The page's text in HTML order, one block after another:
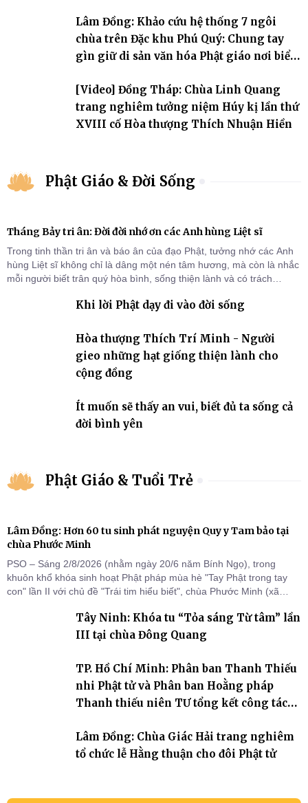
Lâm Đồng: Khảo cứu hệ thống 7 ngôi
chùa trên Đặc khu Phú Quý: Chung tay
gìn giữ di sản văn hóa Phật giáo nơi biển
[Video] Đồng Tháp: Chùa Linh Quang
trang nghiêm tưởng niệm Húy kị lần thứ
XVIII cố Hòa thượng Thích Nhuận Hiền
Phật Giáo & Đời Sống
Tháng Bảy tri ân: Đời đời nhớ ơn các Anh hùng Liệt sĩ
Trong tinh thần tri ân và báo ân của đạo Phật, tưởng nhớ các Anh
hùng Liệt sĩ không chỉ là dâng một nén tâm hương, mà còn là nhắc
mỗi người biết trân quý hòa bình, sống thiện lành và có trách
Khi lời Phật dạy đi vào đời sống
Hòa thượng Thích Trí Minh - Người
gieo những hạt giống thiện lành cho
cộng đồng
Ít muốn sẽ thấy an vui, biết đủ ta sống cả
đời bình yên
Phật Giáo & Tuổi Trẻ
Lâm Đồng: Hơn 60 tu sinh phát nguyện Quy y Tam bảo tại
chùa Phước Minh
PSO – Sáng 2/8/2026 (nhằm ngày 20/6 năm Bính Ngọ), trong
khuôn khổ khóa sinh hoạt Phật pháp mùa hè "Tay Phật trong tay
con" lần II với chủ đề "Trái tim hiểu biết", chùa Phước Minh (xã
cho hơn 60 tu sinh.Tây Ninh: Khóa tu “Tỏa sáng Từ tâm” lần
III tại chùa Đông Quang
TP. Hồ Chí Minh: Phân ban Thanh Thiếu
nhi Phật tử và Phân ban Hoằng pháp
Thanh thiếu niên TƯ tổng kết công tác
Lâm Đồng: Chùa Giác Hải trang nghiêm
tổ chức lễ Hằng thuận cho đôi Phật tử